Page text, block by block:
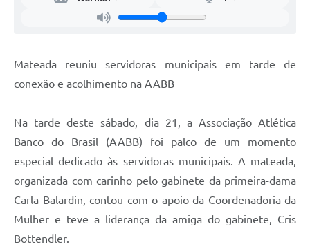
Mateada reuniu servidoras municipais em tarde de
conexão e acolhimento na AABB
Na tarde deste sábado, dia 21, a Associação Atlética
Banco do Brasil (AABB) foi palco de um momento
especial dedicado às servidoras municipais. A mateada,
organizada com carinho pelo gabinete da primeira-dama
Carla Balardin, contou com o apoio da Coordenadoria da
Mulher e teve a liderança da amiga do gabinete, Cris
Bottendler.